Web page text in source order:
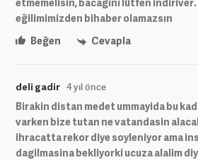
eğilimimizden bihaber olamazsın
Beğen
Cevapla
deli gadir 4 yıl önce
Birakin distan medet ummayida bu
varken bize tutan ne vatandasin
ihracatta rekor diye soyleniyor ama
dagilmasina bekliyorki ucuza alalim